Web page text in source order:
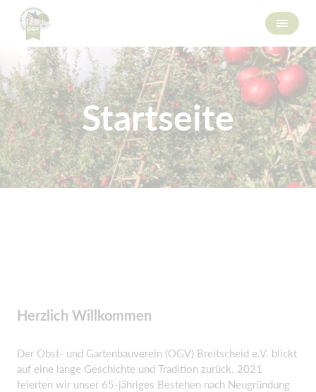
Startseite
Herzlich Willkommen
Der Obst- und Gartenbauverein (OGV) Breitscheid e.V. blickt
auf eine lange Geschichte und Tradition zurück. 2021
feierten wir unser 65-jähriges Bestehen nach Neugründung